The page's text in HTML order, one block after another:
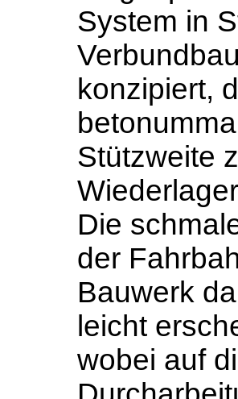
System in
konzipiert,
Stützweite
Die
der
Bauwerk
leicht
wobei auf